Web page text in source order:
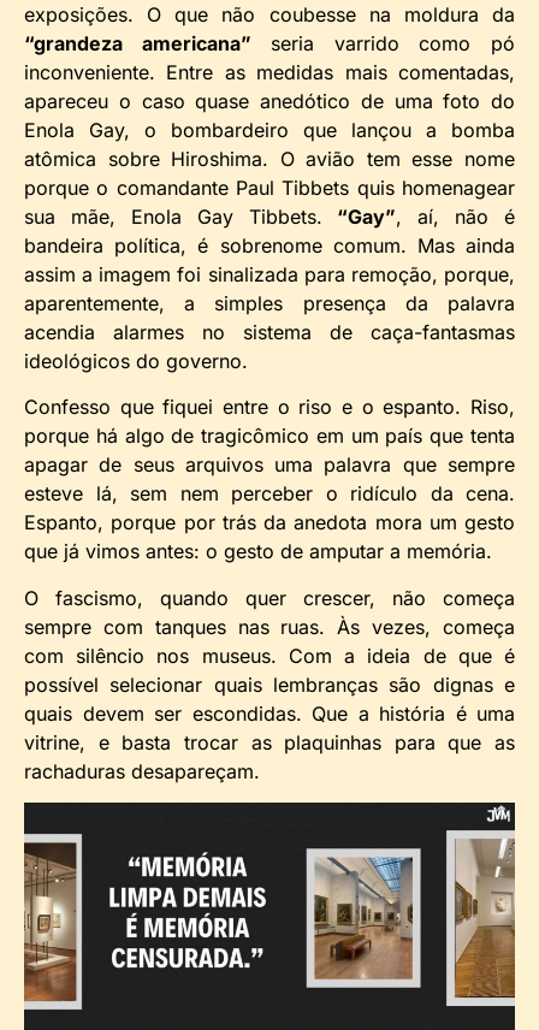
exposições. O que não coubesse na moldura da
“grandeza americana” seria varrido como pó
inconveniente. Entre as medidas mais comentadas,
apareceu o caso quase anedótico de uma foto do
Enola Gay, o bombardeiro que lançou a bomba
atômica sobre Hiroshima. O avião tem esse nome
porque o comandante Paul Tibbets quis homenagear
sua mãe, Enola Gay Tibbets. “Gay”, aí, não é
bandeira política, é sobrenome comum. Mas ainda
assim a imagem foi sinalizada para remoção, porque,
aparentemente, a simples presença da palavra
acendia alarmes no sistema de caça-fantasmas
ideológicos do governo.
Confesso que fiquei entre o riso e o espanto. Riso,
porque há algo de tragicômico em um país que tenta
apagar de seus arquivos uma palavra que sempre
esteve lá, sem nem perceber o ridículo da cena.
Espanto, porque por trás da anedota mora um gesto
que já vimos antes: o gesto de amputar a memória.
O fascismo, quando quer crescer, não começa
sempre com tanques nas ruas. Às vezes, começa
com silêncio nos museus. Com a ideia de que é
possível selecionar quais lembranças são dignas e
quais devem ser escondidas. Que a história é uma
vitrine, e basta trocar as plaquinhas para que as
rachaduras desapareçam.